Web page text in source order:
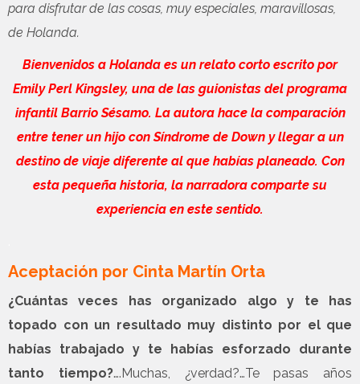
para disfrutar de las cosas, muy especiales, maravillosas,
de Holanda.
Bienvenidos a Holanda es un relato corto escrito por
Emily Perl Kingsley, una de las guionistas del programa
infantil Barrio Sésamo. La autora hace la comparación
entre tener un hijo con Síndrome de Down y llegar a un
destino de viaje diferente al que habías planeado. Con
esta pequeña historia, la narradora comparte su
experiencia en este sentido.
Aceptación por Cinta Martín Orta
¿Cuántas veces has organizado algo y te has
topado con un resultado muy distinto por el que
habías trabajado y te habías esforzado durante
tanto tiempo?….Muchas, ¿verdad?…Te pasas años